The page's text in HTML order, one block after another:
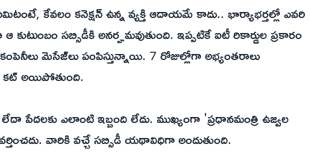
కేవలం కనెక్షన్ ఉన్న వ్యక్తి ఆదాయమే కాదు.. భార్యాభర్తల్లో ఎవరి
సబ్సిడీకి అనర్హమవుతుంది. ఇప్పటికే ఐటీ రికార్డుల ప్రకారం
మెసేజ్‌లు పంపిస్తున్నాయి. 7 రోజుల్లోగా అభ్యంతరాలు
అయిపోతుంది.
పేదలకు ఎలాంటి ఇబ్బంది లేదు. ముఖ్యంగా 'ప్రధానమంత్రి ఉజ్వల
వారికి వచ్చే సబ్సిడీ యథావిధిగా అందుతుంది.